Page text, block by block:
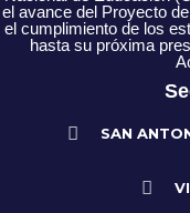
el avance del Proyecto
el cumplimiento de los
hasta su próxima
SAN